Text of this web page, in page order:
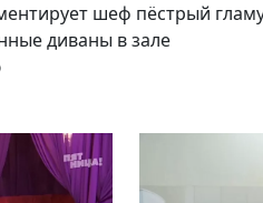
шеф пёстрый
диваны в зале